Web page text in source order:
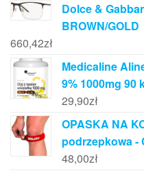
Dolce &
BROWN/GOLD
660,42zł
Medicaline
9% 1000mg 90
29,90zł
OPASKA NA
podrzepkowa -
48,00zł